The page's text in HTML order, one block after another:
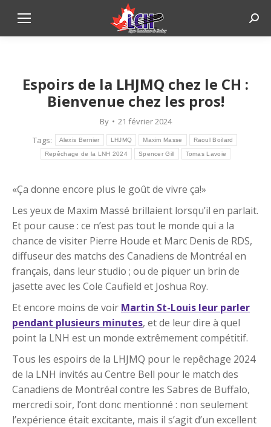
Espoirs de la LHJMQ chez le CH :
Bienvenue chez les pros!
By
21 février 2024
Tags:
Alexis Bernier LHJMQ Maxim Masse Raoul Boilard
Repêchage de la LNH 2024 Spencer Gill Tomas Lavoie
«Ça donne encore plus le goût de vivre ça!»
Les yeux de Maxim Massé brillaient lorsqu’il en parlait.
Et pour cause : ce n’est pas tout le monde qui a la
chance de visiter Pierre Houde et Marc Denis de RDS,
diffuseur des matchs des Canadiens de Montréal en
français, dans leur studio ; ou de piquer un brin de
jasette avec les Cole Caufield et Joshua Roy.
Et encore moins de voir Martin St-Louis leur parler
pendant plusieurs minutes, et de leur dire à quel
point la LNH est un monde extrêmement compétitif.
Tous les espoirs de la LHJMQ pour le repêchage 2024
de la LNH invités au Centre Bell pour le match des
Canadiens de Montréal contre les Sabres de Buffalo,
mercredi soir, l’ont donc mentionné : non seulement
l’expérience était excitante, mais il s’agit d’un excellent